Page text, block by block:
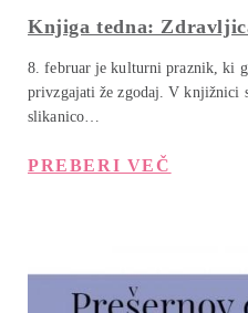
Knjiga tedna:
8. februar je kulturni praznik, ki
privzgajati že zgodaj. V knjižnici
slikanico…
PREBERI VEČ